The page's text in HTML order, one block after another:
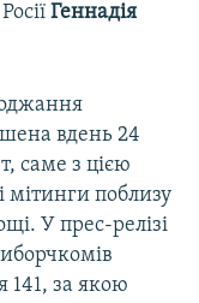
Геннадія
вдень 24
саме з цією
мітинги поблизу
У прес-релізі
141, за якою